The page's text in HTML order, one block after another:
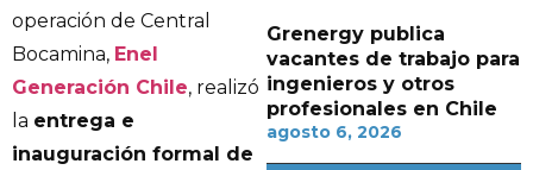
operación de Central
Bocamina, Enel
Generación Chile, realizó
la entrega e
inauguración formal de
Grenergy publica
vacantes de trabajo para
ingenieros y otros
profesionales en Chile
agosto 6, 2026